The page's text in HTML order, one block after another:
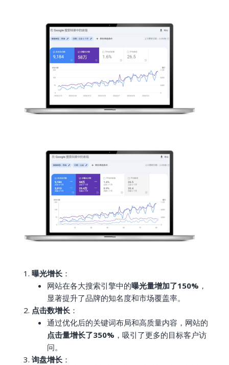
曝光增长 ：
网站在各大搜索引擎中的曝光量增加了150% ，
显著提升了品牌的知名度和市场覆盖率。
点击数增长 ：
通过优化后的关键词布局和高质量内容，网站的
点击量增长了350% ，吸引了更多的目标客户访
问。
询盘增长 ：